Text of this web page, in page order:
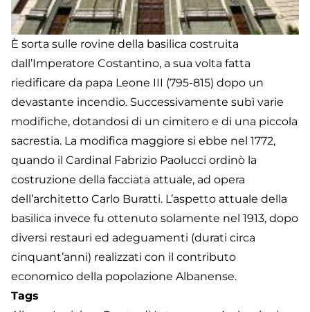
È sorta sulle rovine della basilica costruita
dall’Imperatore Costantino, a sua volta fatta
riedificare da papa Leone III (795-815) dopo un
devastante incendio. Successivamente subì varie
modifiche, dotandosi di un cimitero e di una piccola
sacrestia. La modifica maggiore si ebbe nel 1772,
quando il Cardinal Fabrizio Paolucci ordinò la
costruzione della facciata attuale, ad opera
dell’architetto Carlo Buratti. L’aspetto attuale della
basilica invece fu ottenuto solamente nel 1913, dopo
diversi restauri ed adeguamenti (durati circa
cinquant’anni) realizzati con il contributo
economico della popolazione Albanense.
Tags